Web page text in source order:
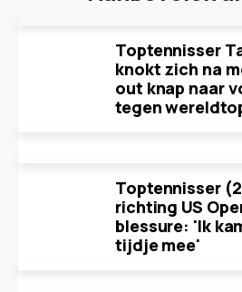
Toptennisser
knokt zich na
out knap naar
tegen
Toptennisser
richting US
blessure: 'Ik
tijdje mee'